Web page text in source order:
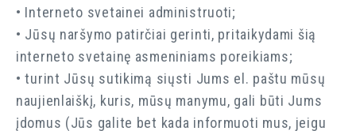
• Interneto svetainei administruoti;
• Jūsų naršymo patirčiai gerinti, pritaikydami šią
interneto svetainę asmeniniams poreikiams;
• turint Jūsų sutikimą siųsti Jums el. paštu mūsų
naujienlaiškį, kuris, mūsų manymu, gali būti Jums
įdomus (Jūs galite bet kada informuoti mus, jeigu